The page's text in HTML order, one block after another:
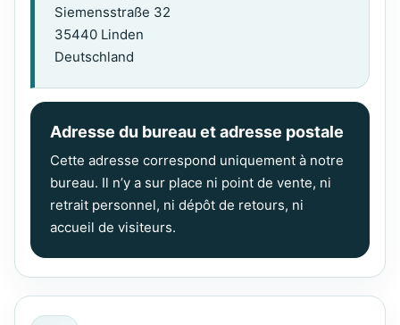
Siemensstraße 32
35440 Linden
Deutschland
Adresse du bureau et adresse postale
Cette adresse correspond uniquement à notre
bureau. Il n’y a sur place ni point de vente, ni
retrait personnel, ni dépôt de retours, ni
accueil de visiteurs.